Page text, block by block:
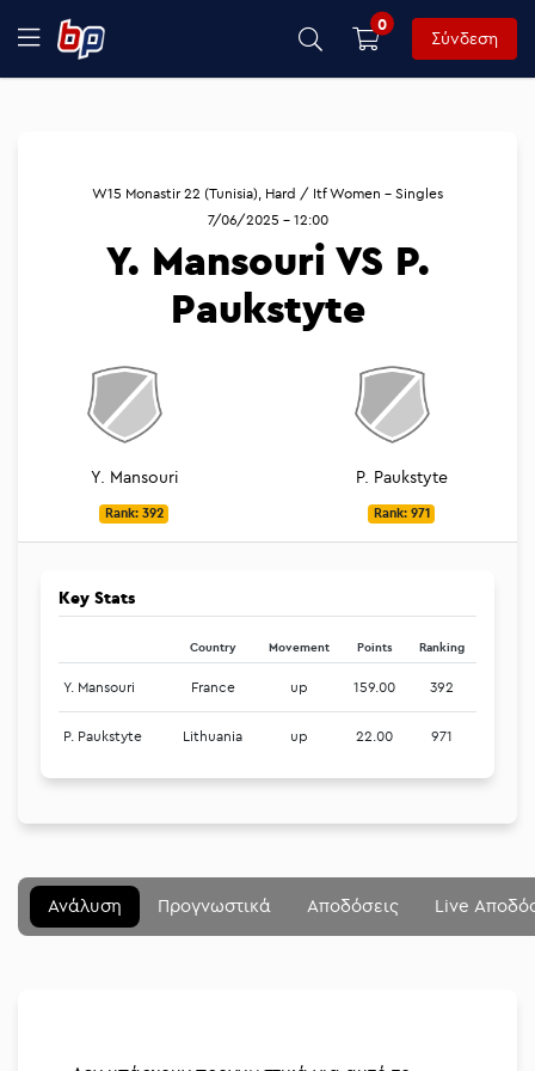
0
Σύνδεση
Y. Mansouri
Rank: 392
W15 Monastir 22 (Tunisia), Hard / Itf Women - Singles
7/06/2025 - 12:00
Y. Mansouri VS P.
Paukstyte
P. Paukstyte
Rank: 971
Key Stats
Country Movement Points Ranking
Y. Mansouri France up 159.00 392
P. Paukstyte Lithuania up 22.00 971
Ανάλυση Προγνωστικά Αποδόσεις Live
Μενού Κλείσιμο
Αναλύσεις